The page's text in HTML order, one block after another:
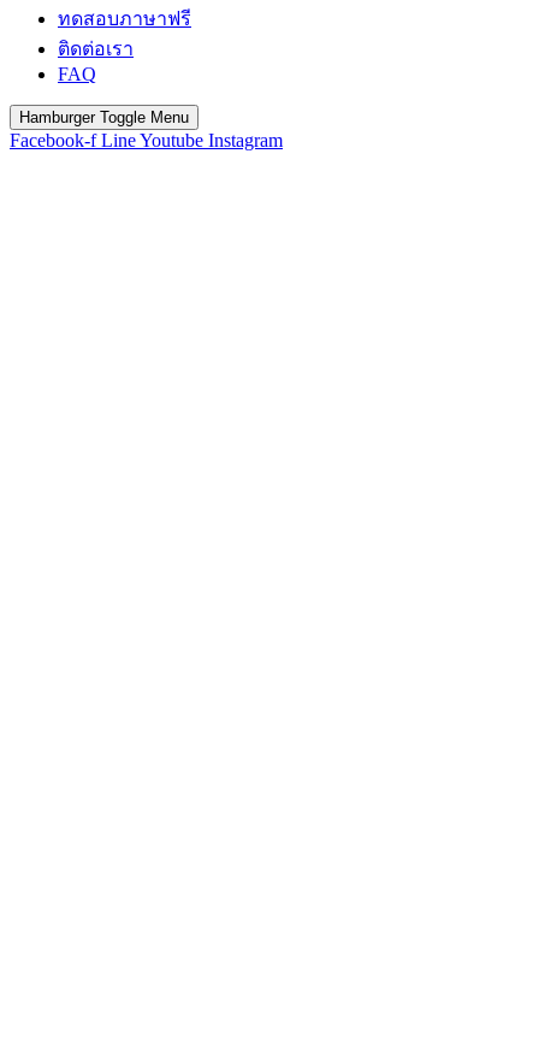
ทดสอบภาษาฟรี
ติดต่อเรา
FAQ
Hamburger Toggle Menu
Facebook-f LineYoutube Instagram